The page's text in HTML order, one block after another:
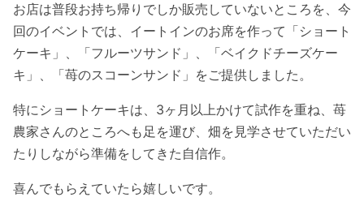
お店は普段お持ち帰りでしか販売していないところを、今
回のイベントでは、イートインのお席を作って「ショート
ケーキ」、「フルーツサンド」、「ベイクドチーズケー
キ」、「苺のスコーンサンド」をご提供しました。
特にショートケーキは、3ヶ月以上かけて試作を重ね、苺
農家さんのところへも足を運び、畑を見学させていただい
たりしながら準備をしてきた自信作。
喜んでもらえていたら嬉しいです。